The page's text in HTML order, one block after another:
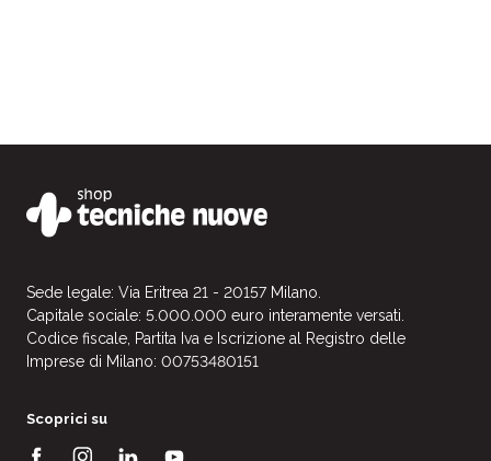
Sede legale: Via Eritrea 21 - 20157 Milano.
Capitale sociale: 5.000.000 euro interamente versati.
Codice fiscale, Partita Iva e Iscrizione al Registro delle
Imprese di Milano: 00753480151
Scoprici su